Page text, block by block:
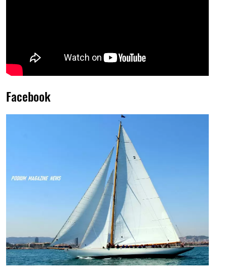
Facebook